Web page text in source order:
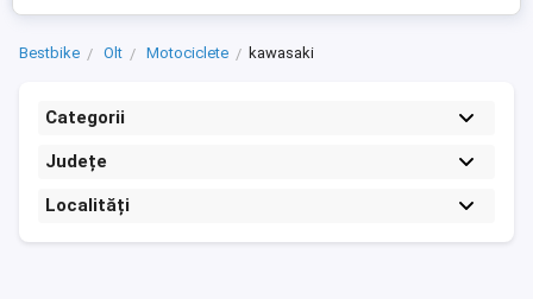
Bestbike Olt Motociclete kawasaki
Categorii
Județe
Localități